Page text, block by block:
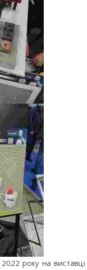
року на виставці